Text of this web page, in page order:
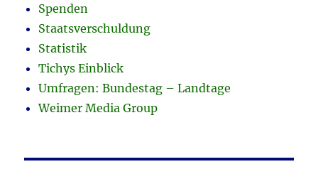
Spenden
Staatsverschuldung
Statistik
Tichys Einblick
Umfragen: Bundestag – Landtage
Weimer Media Group